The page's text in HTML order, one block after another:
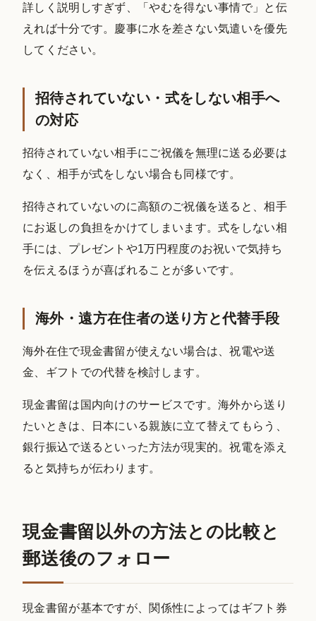
詳しく説明しすぎず、「やむを得ない事情で」と伝
えれば十分です。慶事に水を差さない気遣いを優先
してください。
招待されていない・式をしない相手へ
の対応
招待されていない相手にご祝儀を無理に送る必要は
なく、相手が式をしない場合も同様です。
招待されていないのに高額のご祝儀を送ると、相手
にお返しの負担をかけてしまいます。式をしない相
手には、プレゼントや1万円程度のお祝いで気持ち
を伝えるほうが喜ばれることが多いです。
海外・遠方在住者の送り方と代替手段
海外在住で現金書留が使えない場合は、祝電や送
金、ギフトでの代替を検討します。
現金書留は国内向けのサービスです。海外から送り
たいときは、日本にいる親族に立て替えてもらう、
銀行振込で送るといった方法が現実的。祝電を添え
ると気持ちが伝わります。
現金書留以外の方法との比較と
郵送後のフォロー
現金書留が基本ですが、関係性によってはギフト券